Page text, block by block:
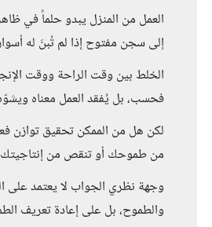
العمل من المنزل يبدو حلماً في
إلى سجن مفتوح إذا لم تُبنَ له
الخلط بين وقت الراحة ووقت
فحسب، بل يُفقد العمل معناه
لكن هل من الممكن تحقيق توازن
من طموحك أو تنقص من
وجهة نظري الجواب لا يعتمد على
والطموح، بل على إعادة تعريف